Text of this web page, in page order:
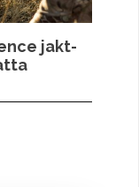
jakt-